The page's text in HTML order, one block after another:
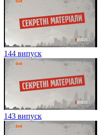
144 випуск
143 випуск